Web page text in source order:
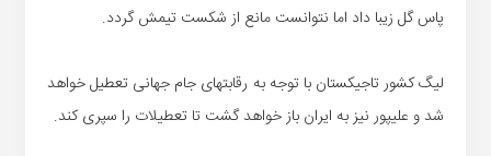
پاس گل زیبا داد اما نتوانست مانع از شکست تیمش گردد.
لیگ کشور تاجیکستان با توجه به رقابتهای جام جهانی تعطیل خواهد
شد و علیپور نیز به ایران باز خواهد گشت تا تعطیلات را سپری کند.